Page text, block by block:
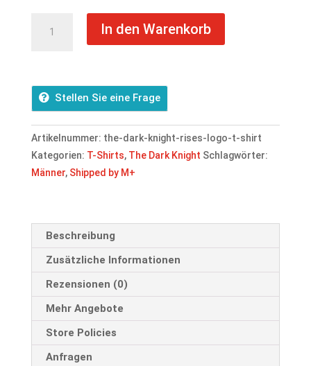
Dark
-
Logo
T-
Shirt
Menge
In den Warenkorb
Stellen Sie eine Frage
Artikelnummer: the-dark-knight-rises-logo-t-shirt
Kategorien: T-Shirts, The Dark Knight Schlagwörter:
Männer, Shipped by M+
Beschreibung
Zusätzliche Informationen
Rezensionen (0)
Mehr Angebote
Store Policies
Anfragen